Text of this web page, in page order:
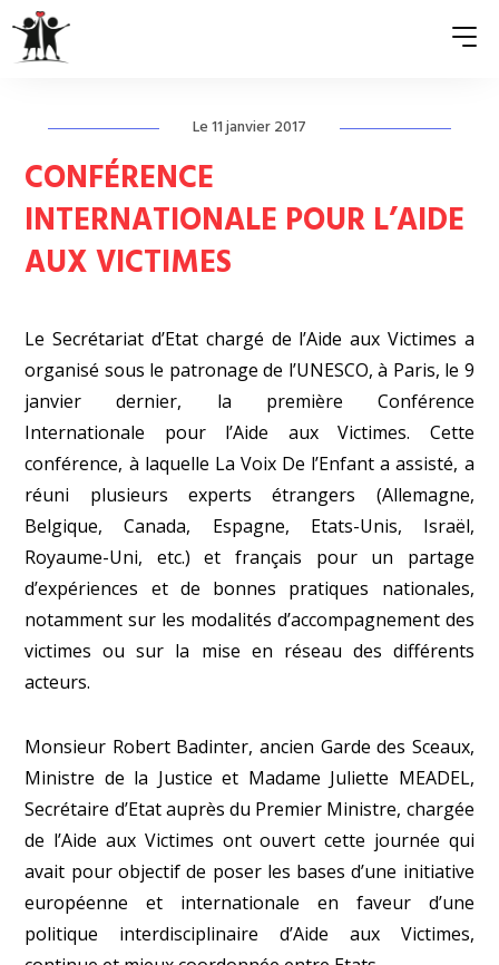
QUI SOMMES-NOUS ?
ASSOCIATIONS MEMBRES
NOS ACTIONS
ACTUALITÉS
PRESSE
Le 11 janvier 2017
CONFÉRENCE
INTERNATIONALE POUR L’AIDE
AUX VICTIMES
Le Secrétariat d’Etat chargé de l’Aide aux Victimes a
organisé sous le patronage de l’UNESCO, à Paris, le 9
janvier dernier, la première Conférence
Internationale pour l’Aide aux Victimes. Cette
conférence, à laquelle La Voix De l’Enfant a assisté, a
réuni plusieurs experts étrangers (Allemagne,
Belgique, Canada, Espagne, Etats-Unis, Israël,
Royaume-Uni, etc.) et français pour un partage
d’expériences et de bonnes pratiques nationales,
notamment sur les modalités d’accompagnement des
victimes ou sur la mise en réseau des différents
acteurs.
Monsieur Robert Badinter, ancien Garde des Sceaux,
Ministre de la Justice et Madame Juliette MEADEL,
Secrétaire d’Etat auprès du Premier Ministre, chargée
de l’Aide aux Victimes ont ouvert cette journée qui
avait pour objectif de poser les bases d’une initiative
européenne et internationale en faveur d’une
politique interdisciplinaire d’Aide aux Victimes,